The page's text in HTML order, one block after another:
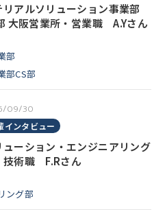
リアルソリューション事業部
大阪営業所・営業職 A.Yさん
部
部CS部
09/30
インタビュー
ューション・エンジニアリング
技術職 F.Rさん
ング部